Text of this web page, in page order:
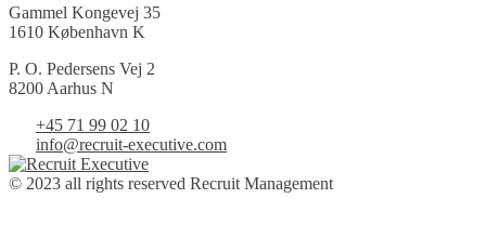
Gammel Kongevej 35
1610 København K
P. O. Pedersens Vej 2
8200 Aarhus N
+45 71 99 02 10
info@recruit-executive.com
© 2023 all rights reserved Recruit Management